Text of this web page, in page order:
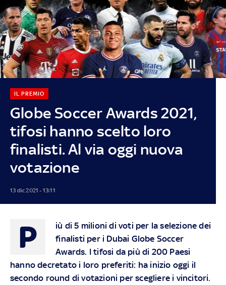
Globe Soccer Awards 2021,
tifosi hanno scelto loro
finalisti. Al via oggi nuova
votazione
IL PREMIO
13 dic 2021 - 13:11
P
iù di 5 milioni di voti per la selezione dei
finalisti per i Dubai Globe Soccer
Awards. I tifosi da più di 200 Paesi
hanno decretato i loro preferiti: ha inizio oggi il
secondo round di votazioni per scegliere i vincitori.